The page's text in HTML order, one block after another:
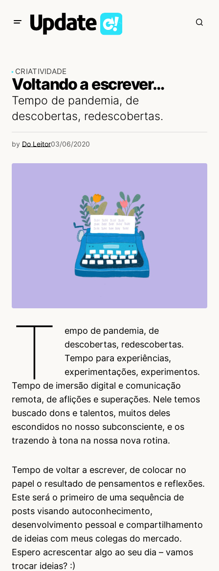
CRIATIVIDADE
Voltando a escrever…
Tempo de pandemia, de
descobertas, redescobertas.
by Do Leitor03/06/2020
T
empo de pandemia, de
descobertas, redescobertas.
Tempo para experiências,
experimentações, experimentos.
Tempo de imersão digital e comunicação
remota, de aflições e superações. Nele temos
buscado dons e talentos, muitos deles
escondidos no nosso subconsciente, e os
trazendo à tona na nossa nova rotina.
Tempo de voltar a escrever, de colocar no
papel o resultado de pensamentos e reflexões.
Este será o primeiro de uma sequência de
posts visando autoconhecimento,
desenvolvimento pessoal e compartilhamento
de ideias com meus colegas do mercado.
Espero acrescentar algo ao seu dia – vamos
trocar ideias? :)